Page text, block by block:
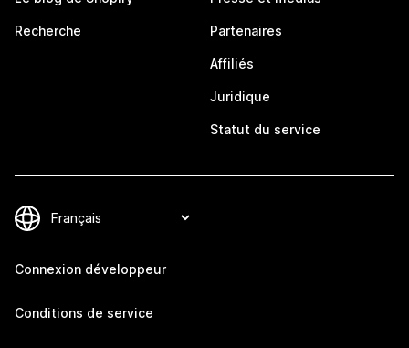
Recherche Partenaires
Affiliés
Juridique
Statut du service
Connexion développeur
Conditions de service